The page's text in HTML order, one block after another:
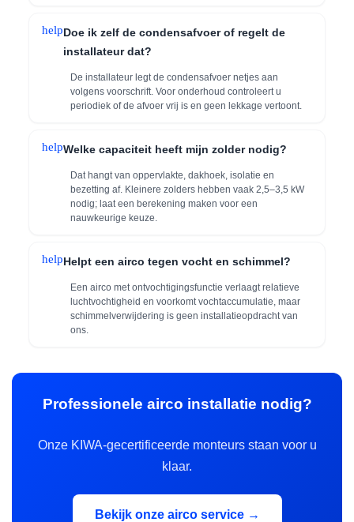
helpDoe ik zelf de condensafvoer of regelt de
installateur dat?
De installateur legt de condensafvoer netjes aan
volgens voorschrift. Voor onderhoud controleert u
periodiek of de afvoer vrij is en geen lekkage vertoont.
helpWelke capaciteit heeft mijn zolder nodig?
Dat hangt van oppervlakte, dakhoek, isolatie en
bezetting af. Kleinere zolders hebben vaak 2,5–3,5 kW
nodig; laat een berekening maken voor een
nauwkeurige keuze.
helpHelpt een airco tegen vocht en schimmel?
Een airco met ontvochtigingsfunctie verlaagt relatieve
luchtvochtigheid en voorkomt vochtaccumulatie, maar
schimmelverwijdering is geen installatieopdracht van
ons.
Professionele airco installatie nodig?
Onze KIWA-gecertificeerde monteurs staan voor u
klaar.
Bekijk onze airco service →